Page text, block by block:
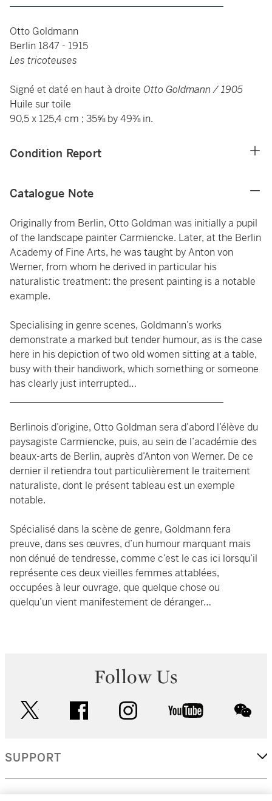
Otto Goldmann
Berlin 1847 - 1915
Les tricoteuses
Signé et daté en haut à droite Otto Goldmann / 1905
Huile sur toile
90,5 x 125,4 cm ; 35⅝ by 49⅜ in.
Condition Report
Catalogue Note
Originally from Berlin, Otto Goldman was initially a pupil
of the landscape painter Carmiencke. Later, at the Berlin
Academy of Fine Arts, he was taught by Anton von
Werner, from whom he derived in particular his
naturalistic treatment: the present painting is a notable
example.
Specialising in genre scenes, Goldmann’s works
demonstrate a marked but tender humour, as is the case
here in his depiction of two old women sitting at a table,
busy with their handiwork, which something or someone
has clearly just interrupted…
Berlinois d’origine, Otto Goldman sera d’abord l’élève du
paysagiste Carmiencke, puis, au sein de l’académie des
beaux-arts de Berlin, auprès d’Anton von Werner. De ce
dernier il retiendra tout particulièrement le traitement
naturaliste, dont le présent tableau est un exemple
notable.
Spécialisé dans la scène de genre, Goldmann fera
preuve, dans ses œuvres, d’un humour marquant mais
non dénué de tendresse, comme c’est le cas ici lorsqu’il
représente ces deux vieilles femmes attablées,
occupées à leur ouvrage, que quelque chose ou
quelqu’un vient manifestement de déranger…
Follow Us
facebook instagram youtube
SUPPORT